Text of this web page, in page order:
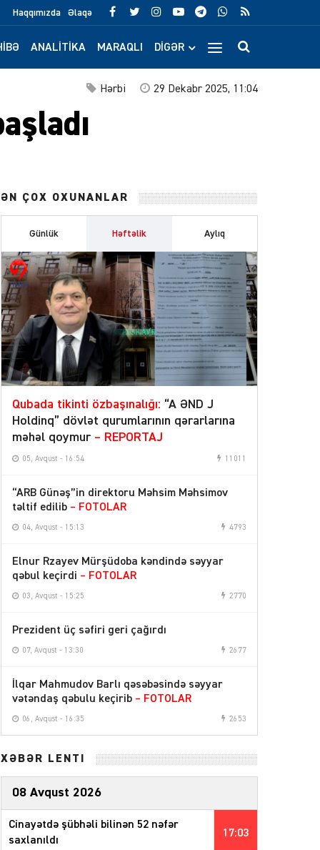
Haqqımızda Əlaqə
ANALITIKA MARAQLI DIGƏR
29 Dekabr 2025, 11:04
Hərbi
ƏN ÇOX OXUNANLAR
Günlük Həftəlik Aylıq
Qubada tikinti özbaşınalığı: “A ƏND J
Holdinq” dövlət qurumlarının qərarlarına
məhəl qoymur – REPORTAJ
05, Avqust - 16:54 11011
“ARB Günəş”in direktoru Məhsim Məhsimov
təltif edilib – FOTOLAR
04, Avqust - 15:13 4793
Elnur Rzayev Mürşüdoba kəndində səyyar
qəbul keçirdi – FOTOLAR
03, Avqust - 15:25 2770
Prezident üç səfiri geri çağırdı
07, Avqust - 13:30 2677
İlqar Mahmudov Barlı qəsəbəsində səyyar
vətəndaş qəbulu keçirib – FOTOLAR
06, Avqust - 16:35 2653
XƏBƏR LENTİ
08 Avqust 2026
17:03
Cinayətdə şübhəli bilinən 52 nəfər
saxlanıldı